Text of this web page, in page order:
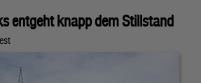
entgeht knapp dem Stillstand